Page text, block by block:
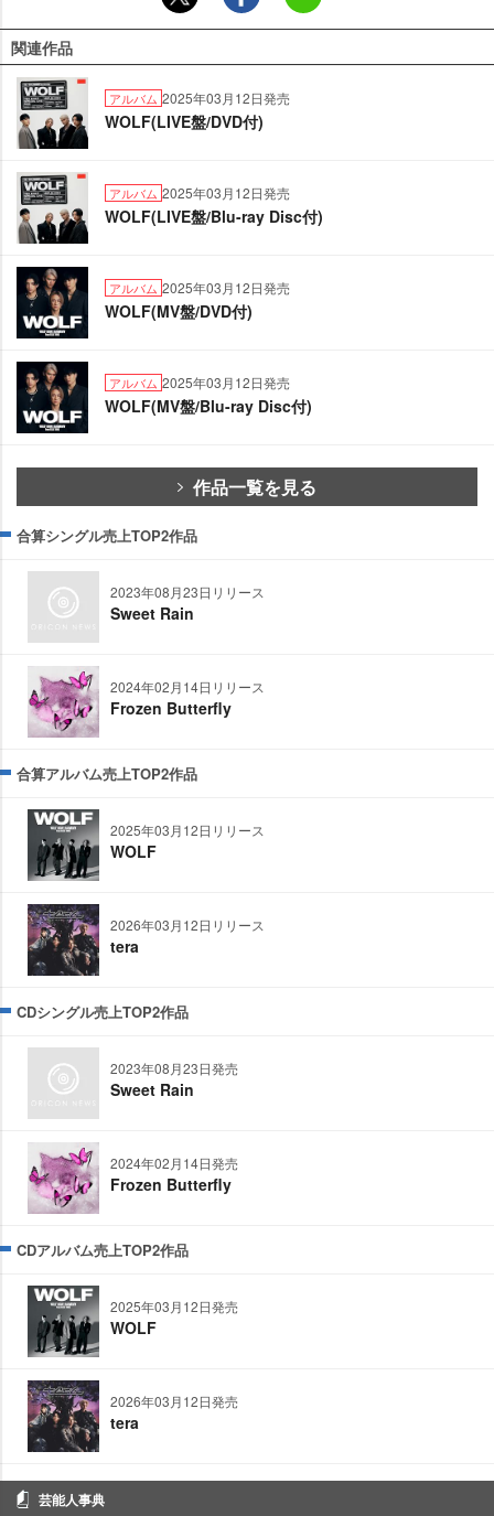
関連作品
アルバム 2025年03月12日発売
WOLF(LIVE盤/DVD付)
アルバム 2025年03月12日発売
WOLF(LIVE盤/Blu-ray Disc付)
アルバム 2025年03月12日発売
WOLF(MV盤/DVD付)
アルバム 2025年03月12日発売
WOLF(MV盤/Blu-ray Disc付)
作品一覧を見る
合算シングル売上TOP2作品
2023年08月23日リリース
Sweet Rain
2024年02月14日リリース
Frozen Butterfly
合算アルバム売上TOP2作品
2025年03月12日リリース
WOLF
2026年03月12日リリース
tera
CDシングル売上TOP2作品
2023年08月23日発売
Sweet Rain
2024年02月14日発売
Frozen Butterfly
CDアルバム売上TOP2作品
2025年03月12日発売
WOLF
2026年03月12日発売
tera
芸能人事典